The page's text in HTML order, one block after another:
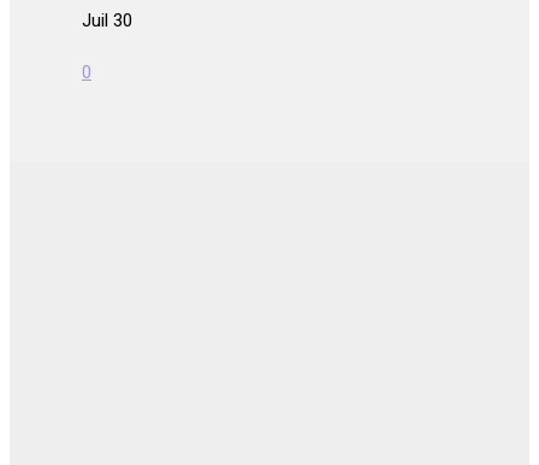
Juil 30
0